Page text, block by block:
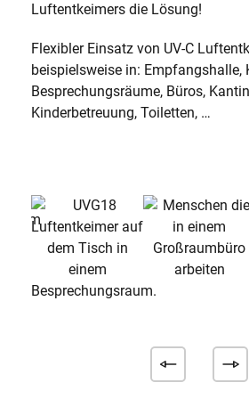
Luftentkeimers die Lösung!
Flexibler Einsatz von UV-C
beispielsweise in: Empfangshalle,
Besprechungsräume, Büros,
Kinderbetreuung, Toiletten, …